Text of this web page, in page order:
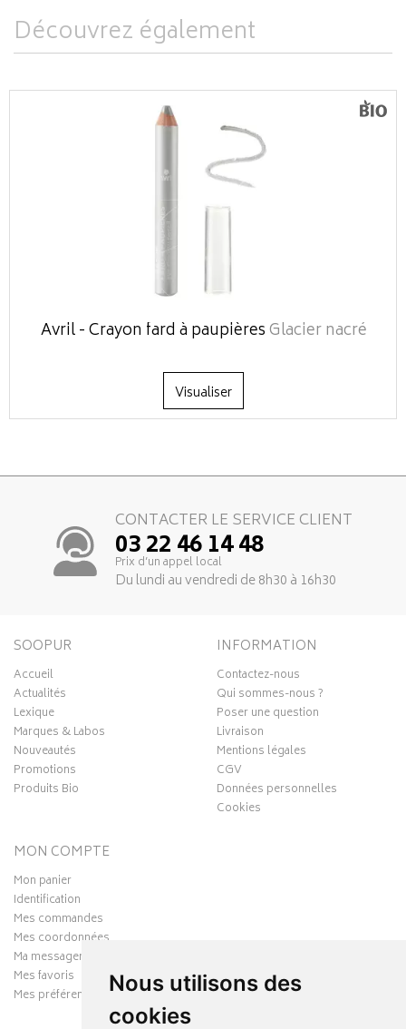
Nous utilisons des
cookies
Découvrez également
Avril - Crayon fard à paupièresGlacier nacré
Visualiser
CONTACTER LE SERVICE CLIENT
03 22 46 14 48
Prix d’un appel local
Du lundi au vendredi de 8h30 à 16h30
SOOPUR
Accueil
Actualités
Lexique
Marques & Labos
Nouveautés
Promotions
Produits Bio
INFORMATION
Contactez-nous
Qui sommes-nous ?
Poser une question
Livraison
Mentions légales
CGV
Données personnelles
Cookies
MON COMPTE
Mon panier
Identification
Mes commandes
Mes coordonnées
Ma messagerie
Mes favoris
Mes préférences Cookies